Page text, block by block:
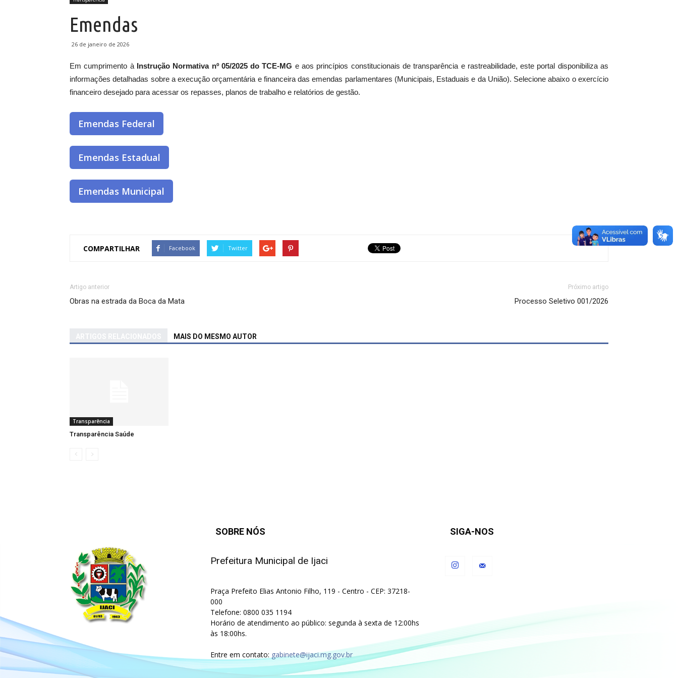
Emendas
26 de janeiro de 2026
Em cumprimento à Instrução Normativa nº 05/2025 do TCE-MG e aos princípios constitucionais de transparência e rastreabilidade, este portal disponibiliza as
informações detalhadas sobre a execução orçamentária e financeira das emendas parlamentares (Municipais, Estaduais e da União). Selecione abaixo o exercício
financeiro desejado para acessar os repasses, planos de trabalho e relatórios de gestão.
Emendas Federal
Emendas Estadual
Emendas Municipal
COMPARTILHAR Facebook Twitter
Artigo anterior
Obras na estrada da Boca da Mata
Próximo artigo
Processo Seletivo 001/2026
MAIS DO MESMO AUTOR
Transparência
Transparência Saúde
SOBRE NÓS
Prefeitura Municipal de Ijaci
Praça Prefeito Elias Antonio Filho, 119 - Centro - CEP: 37218-
000
Telefone: 0800 035 1194
Horário de atendimento ao público: segunda à sexta de 12:00hs
às 18:00hs.
Entre em contato: gabinete@ijaci.mg.gov.br
SIGA-NOS